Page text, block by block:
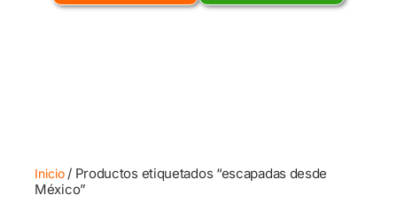
Inicio/ Productos etiquetados “escapadas desde
México”